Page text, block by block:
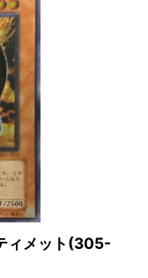
ィメット(305-